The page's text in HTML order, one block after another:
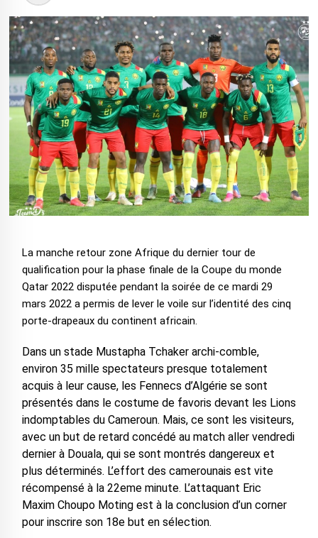
La manche retour zone Afrique du dernier tour de
qualification pour la phase finale de la Coupe du monde
Qatar 2022 disputée pendant la soirée de ce mardi 29
mars 2022 a permis de lever le voile sur l’identité des cinq
porte-drapeaux du continent africain.
Dans un stade Mustapha Tchaker archi-comble,
environ 35 mille spectateurs presque totalement
acquis à leur cause, les Fennecs d’Algérie se sont
présentés dans le costume de favoris devant les Lions
indomptables du Cameroun. Mais, ce sont les visiteurs,
avec un but de retard concédé au match aller vendredi
dernier à Douala, qui se sont montrés dangereux et
plus déterminés. L’effort des camerounais est vite
récompensé à la 22eme minute. L’attaquant Eric
Maxim Choupo Moting est à la conclusion d’un corner
pour inscrire son 18e but en sélection.